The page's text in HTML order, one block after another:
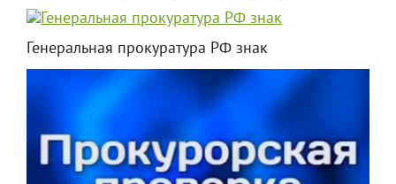
Генеральная прокуратура РФ знак